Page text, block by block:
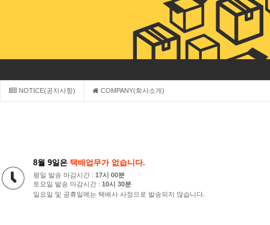
NOTICE(공지사항) COMPANY(회사소개)
8월 9일은 택배업무가 없습니다.
평일 발송 마감시간 : 17시 00분
토요일 발송 마감시간 : 10시 30분
일요일 및 공휴일에는 택배사 사정으로 발송되지 않습니다.